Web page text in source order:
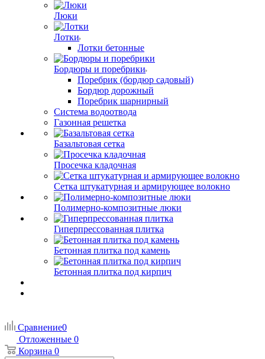
Люки
Лотки
Лотки бетонные
Бордюры и поребрики
Поребрик (бордюр садовый)
Бордюр дорожный
Поребрик шарнирный
Система водоотвода
Газонная решетка
Базальтовая сетка
Просечка кладочная
Сетка штукатурная и армирующее волокно
Полимерно-композитные люки
Гиперпрессованная плитка
Бетонная плитка под камень
Бетонная плитка под кирпич
Сравнение0
Отложенные 0
Корзина 0